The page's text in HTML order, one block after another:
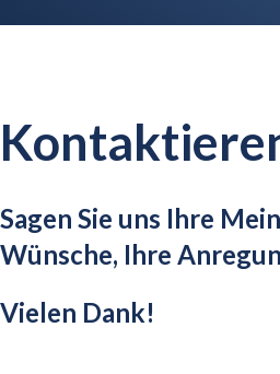
Sagen Sie uns Ihre
Wünsche, Ihre
Vielen Dank!